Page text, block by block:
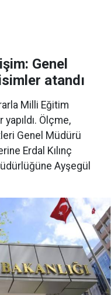
Genel
atandı
Milli Eğitim
Ölçme,
Genel Müdürü
Erdal Kılınç
Ayşegül